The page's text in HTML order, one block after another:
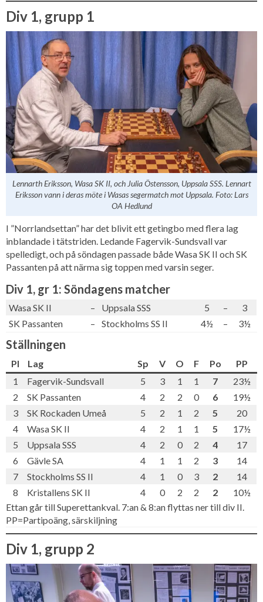
Div 1, grupp 1
Lennarth Eriksson, Wasa SK II, och Julia Östensson, Uppsala SSS. Lennart
Eriksson vann i deras möte i Wasas segermatch mot Uppsala. Foto: Lars
OA Hedlund
I ”Norrlandsettan” har det blivit ett getingbo med flera lag
inblandade i tätstriden. Ledande Fagervik-Sundsvall var
spelledigt, och på söndagen passade både Wasa SK II och SK
Passanten på att närma sig toppen med varsin seger.
Div 1, gr 1: Söndagens matcher
Wasa SK II – Uppsala SSS 5 –
3
SK Passanten
– Stockholms SS II 4½ – 3½
Ställningen
Pl Lag Sp V O F Po
PP
1
Fagervik-Sundsvall 5 3 1 1 7
23½
2
SK Passanten 4 2 2 0 6
19½
3
SK Rockaden Umeå 5 2 1 2 5
20
4
Wasa SK II 4 2 1 1 5
17½
5
Uppsala SSS 4 2 0 2 4
17
6
Gävle SA 4 1 1 2 3
14
7
Stockholms SS II 4 1 0 3 2
14
8
Kristallens SK II 4 0 2 2 2
10½
Ettan går till Superettankval. 7:an & 8:an flyttas ner till div II.
PP=Partipoäng, särskiljning
Div 1, grupp 2